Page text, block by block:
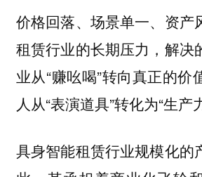
价格回落、场景单一、资产
租赁行业的长期压力，解决
业从“赚吆喝”转向真正的价
人从“表演道具”转化为“生产
具身智能租赁行业规模化的